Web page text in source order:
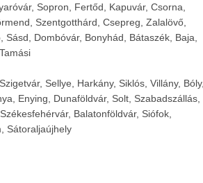
Sopron, Fertőd, Kapuvár, Csorna,
Szentgotthárd, Csepreg, Zalalövő,
Dombóvár, Bonyhád, Bátaszék, Baja,
Sellye, Harkány, Siklós, Villány, Bóly,
Enying, Dunaföldvár, Solt, Szabadszállás,
Balatonföldvár, Siófok,
Sátoraljaújhely